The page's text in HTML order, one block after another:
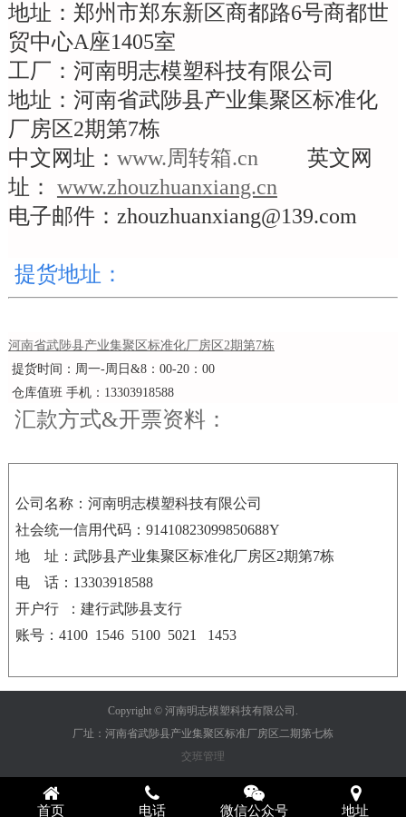
地址：郑州市郑东新区商都路6号商都世
贸中心A座1405室
工厂：河南明志模塑科技有限公司
地址：河南省武陟县产业集聚区标准化
厂房区2期第7栋
中文网址： www.周转箱.cn 英文网
址： www.zhouzhuanxiang.cn
电子邮件： zhouzhuanxiang@139.com
提货地址：
河南省武陟县产业集聚区标准化厂房区2期第7栋
提货时间：周一-周日 &8： 00-20： 00
仓库值班 手机： 13303918588
汇款方式&开票资料：
公司名称：河南明志模塑科技有限公司
社会统一信用代码： 91410823099850688Y
地
址：武陟县产业集聚区标准化厂房区2期第7栋
电
话： 13303918588
开户行
：建行武陟县支行
账号： 4100 1546 5100 5021 1453
Copyright © 河南明志模塑科技有限公司.
厂址：河南省武陟县产业集聚区标准厂房区二期第七栋
交班管理
首页 电话 微信公众号 地址